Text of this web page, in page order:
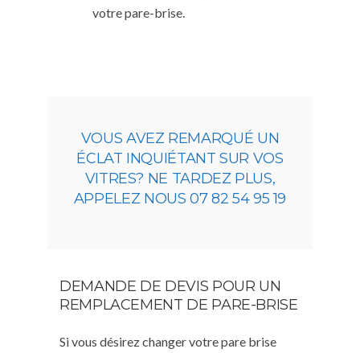
votre pare-brise.
VOUS AVEZ REMARQUÉ UN
ÉCLAT INQUIÉTANT SUR VOS
VITRES? NE TARDEZ PLUS,
APPELEZ NOUS 07 82 54 95 19
DEMANDE DE DEVIS POUR UN
REMPLACEMENT DE PARE-BRISE
Si vous désirez changer votre pare brise